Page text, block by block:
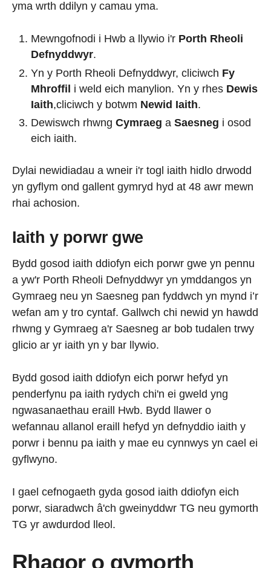
yma wrth ddilyn y camau yma.
Mewngofnodi i Hwb a llywio i'r Porth Rheoli
Defnyddwyr.
Yn y Porth Rheoli Defnyddwyr, cliciwch Fy
Mhroffil i weld eich manylion. Yn y rhes Dewis
Iaith,cliciwch y botwm Newid Iaith.
Dewiswch rhwng Cymraeg a Saesneg i osod
eich iaith.
Dylai newidiadau a wneir i'r togl iaith hidlo drwodd
yn gyflym ond gallent gymryd hyd at 48 awr mewn
rhai achosion.
Iaith y porwr gwe
Bydd gosod iaith ddiofyn eich porwr gwe yn pennu
a yw'r Porth Rheoli Defnyddwyr yn ymddangos yn
Gymraeg neu yn Saesneg pan fyddwch yn mynd i’r
wefan am y tro cyntaf. Gallwch chi newid yn hawdd
rhwng y Gymraeg a'r Saesneg ar bob tudalen trwy
glicio ar yr iaith yn y bar llywio.
Bydd gosod iaith ddiofyn eich porwr hefyd yn
penderfynu pa iaith rydych chi'n ei gweld yng
ngwasanaethau eraill Hwb. Bydd llawer o
wefannau allanol eraill hefyd yn defnyddio iaith y
porwr i bennu pa iaith y mae eu cynnwys yn cael ei
gyflwyno.
I gael cefnogaeth gyda gosod iaith ddiofyn eich
porwr, siaradwch â'ch gweinyddwr TG neu gymorth
TG yr awdurdod lleol.
Rhagor o gymorth